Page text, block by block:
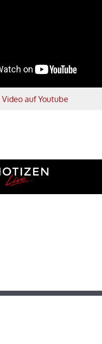
Video auf Youtube